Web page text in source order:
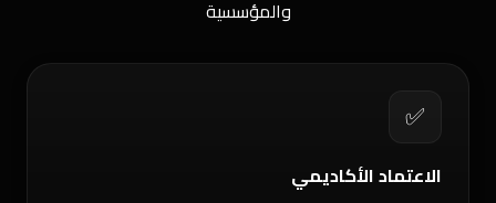
والمؤسسية
✅
الاعتماد الأكاديمي